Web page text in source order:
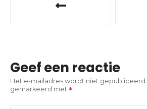
c
h
Geef een reactie
Het e-mailadres wordt niet gepubliceerd.
gemarkeerd met